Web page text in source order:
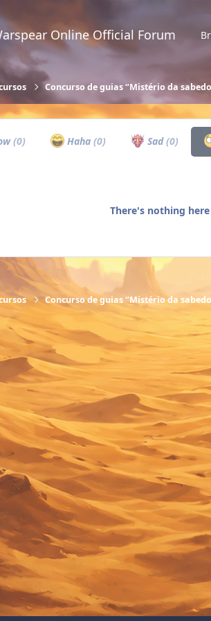
Online Official Forum
Concurso de guias “Mistério da
(0) Haha (0) Sad(0)
There's nothing
Concurso de guias “Mistério da